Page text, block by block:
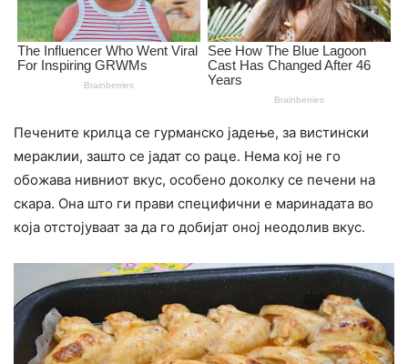
Печените крилца се гурманско јадење, за вистински
мераклии, зашто се јадат со раце. Нема кој не го
обожава нивниот вкус, особено доколку се печени на
скара. Она што ги прави специфични е маринадата во
која отстојуваат за да го добијат оној неодолив вкус.